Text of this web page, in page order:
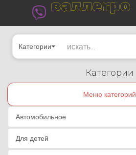
валлегро
Категории
Категории
Меню категорий
Автомобильное
Для детей